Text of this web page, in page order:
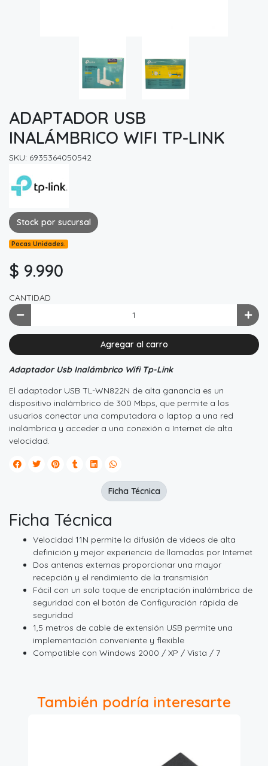
ADAPTADOR USB
INALÁMBRICO WIFI TP-LINK
SKU: 6935364050542
Stock por sucursal
Pocas Unidades.
$ 9.990
CANTIDAD
Agregar al carro
Adaptador Usb Inalámbrico Wifi Tp-Link
El adaptador USB TL-WN822N de alta ganancia es un
dispositivo inalámbrico de 300 Mbps, que permite a los
usuarios conectar una computadora o laptop a una red
inalámbrica y acceder a una conexión a Internet de alta
velocidad.
Ficha Técnica
Velocidad 11N permite la difusión de videos de alta
definición y mejor experiencia de llamadas por Internet
Dos antenas externas proporcionar una mayor
recepción y el rendimiento de la transmisión
Fácil con un solo toque de encriptación inalámbrica de
seguridad con el botón de Configuración rápida de
seguridad
1,5 metros de cable de extensión USB permite una
implementación conveniente y flexible
Compatible con Windows 2000 / XP / Vista / 7
Ficha Técnica
También podría interesarte